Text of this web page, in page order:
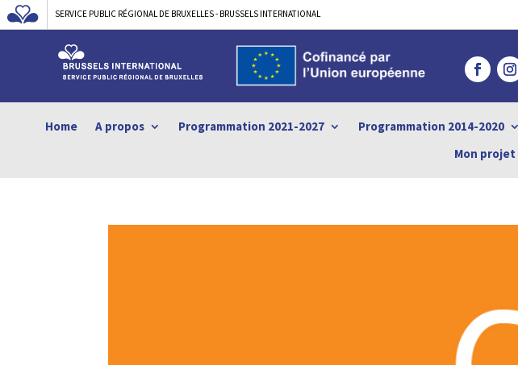
SERVICE PUBLIC RÉGIONAL DE BRUXELLES - BRUSSELS INTERNATIONAL
Home A propos Programmation 2021-2027 Programmation 2014-2020
Mon projet